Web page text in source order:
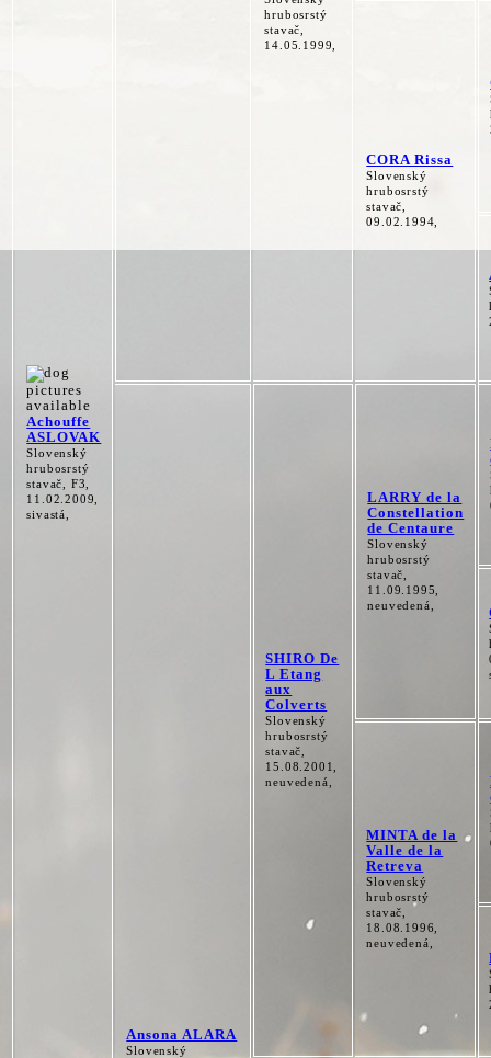
Achouffe
ASLOVAK
Slovenský
hrubosrstý
stavač, F3,
11.02.2009,
sivastá,
hrubosrstý
stavač,
14.05.1999,
CORA Rissa
Slovenský
hrubosrstý
stavač,
09.02.1994,
Ansona ALARA
Slovenský
SHIRO De
L Etang
aux
Colverts
Slovenský
hrubosrstý
stavač,
15.08.2001,
neuvedená,
LARRY de la
Constellation
de Centaure
Slovenský
hrubosrstý
stavač,
11.09.1995,
neuvedená,
MINTA de la
Valle de la
Retreva
Slovenský
hrubosrstý
stavač,
18.08.1996,
neuvedená,